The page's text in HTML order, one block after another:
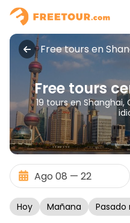
Free tours en
Free tours
19 tours en
Hoy Mañana